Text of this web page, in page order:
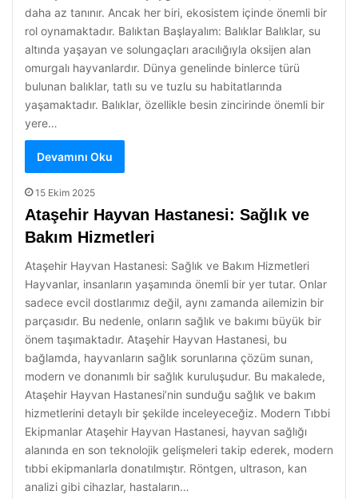
daha az tanınır. Ancak her biri, ekosistem içinde önemli bir
rol oynamaktadır. Balıktan Başlayalım: Balıklar Balıklar, su
altında yaşayan ve solungaçları aracılığıyla oksijen alan
omurgalı hayvanlardır. Dünya genelinde binlerce türü
bulunan balıklar, tatlı su ve tuzlu su habitatlarında
yaşamaktadır. Balıklar, özellikle besin zincirinde önemli bir
yere…
Devamını Oku
15 Ekim 2025
Ataşehir Hayvan Hastanesi: Sağlık ve
Bakım Hizmetleri
Ataşehir Hayvan Hastanesi: Sağlık ve Bakım Hizmetleri
Hayvanlar, insanların yaşamında önemli bir yer tutar. Onlar
sadece evcil dostlarımız değil, aynı zamanda ailemizin bir
parçasıdır. Bu nedenle, onların sağlık ve bakımı büyük bir
önem taşımaktadır. Ataşehir Hayvan Hastanesi, bu
bağlamda, hayvanların sağlık sorunlarına çözüm sunan,
modern ve donanımlı bir sağlık kuruluşudur. Bu makalede,
Ataşehir Hayvan Hastanesi’nin sunduğu sağlık ve bakım
hizmetlerini detaylı bir şekilde inceleyeceğiz. Modern Tıbbi
Ekipmanlar Ataşehir Hayvan Hastanesi, hayvan sağlığı
alanında en son teknolojik gelişmeleri takip ederek, modern
tıbbi ekipmanlarla donatılmıştır. Röntgen, ultrason, kan
analizi gibi cihazlar, hastaların…